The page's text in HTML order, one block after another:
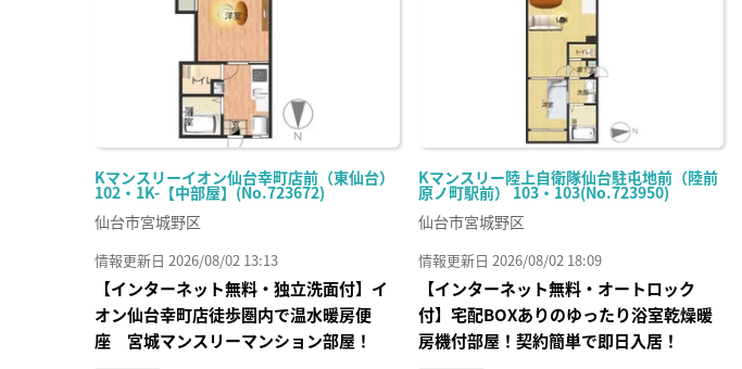
Kマンスリーイオン仙台幸町店前（東仙台）
102・1K-【中部屋】(No.723672)
仙台市宮城野区
情報更新日 2026/08/02 13:13
【インターネット無料・独立洗面付】イ
オン仙台幸町店徒歩圏内で温水暖房便
座 宮城マンスリーマンション部屋！
Kマンスリー陸上自衛隊仙台駐屯地前（陸前
原ノ町駅前） 103・103(No.723950)
仙台市宮城野区
情報更新日 2026/08/02 18:09
【インターネット無料・オートロック
付】宅配BOXありのゆったり浴室乾燥暖
房機付部屋！契約簡単で即日入居！